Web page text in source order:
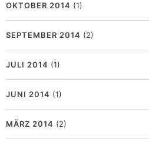
OKTOBER 2014 (1)
SEPTEMBER 2014 (2)
JULI 2014 (1)
JUNI 2014 (1)
MÄRZ 2014 (2)